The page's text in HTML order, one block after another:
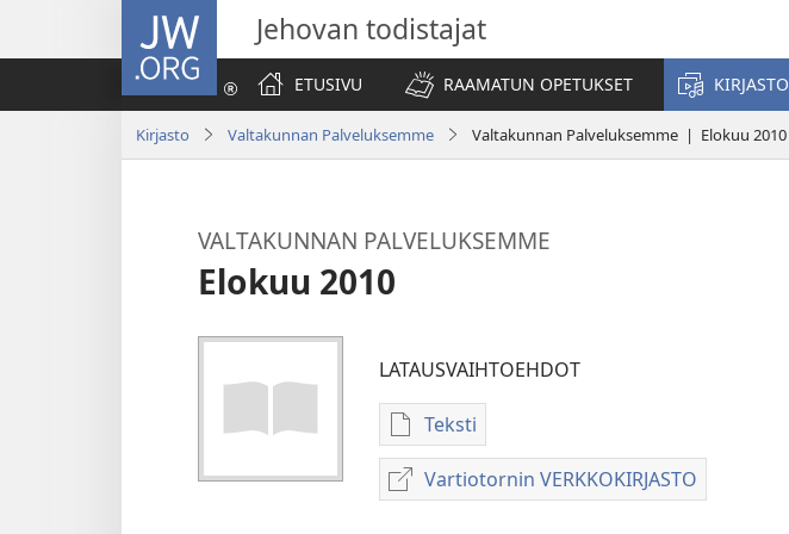
JW.ORG Jehovan todistajat
ETUSIVU
RAAMATUN OPETUKSET KIRJASTO
Kirjasto Valtakunnan Palveluksemme Valtakunnan Palveluksemme | Elokuu 2010
VALTAKUNNAN PALVELUKSEMME
Elokuu 2010
LATAUSVAIHTOEHDOT
Teksti
Julkaisujen
latausvaihtoehdot
VALTAKUNNAN
Vartiotornin VERKKOKIRJASTO
Vartiotornin